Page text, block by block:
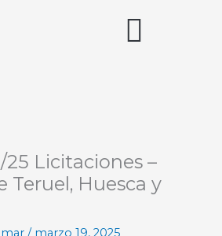
25 Licitaciones –
Teruel, Huesca y
/ marzo 19, 2025